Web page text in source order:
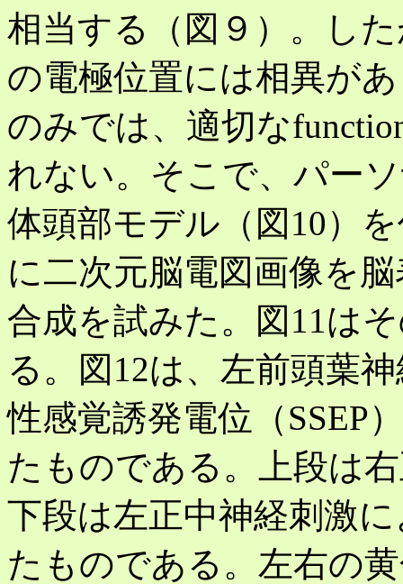
相当する（図９）。し
の電極位置には相異が
のみでは、適切な
れない。そこで、パー
体頭部モデル（図10）
に二次元脳電図画像を
合成を試みた。図11は
る。図12は、左前頭葉
性感覚誘発電位（SSEP
たものである。上段は
下段は左正中神経刺激
たものである。左右の